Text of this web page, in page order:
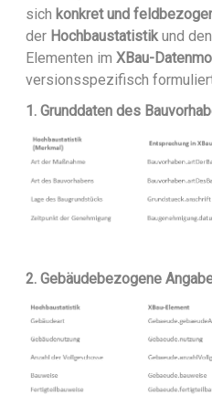
sich konkret und
der Hochbaustatistikund
Elementen im XBau-
versionsspezifisch
1. Grunddaten des
2. Gebäudebezogene